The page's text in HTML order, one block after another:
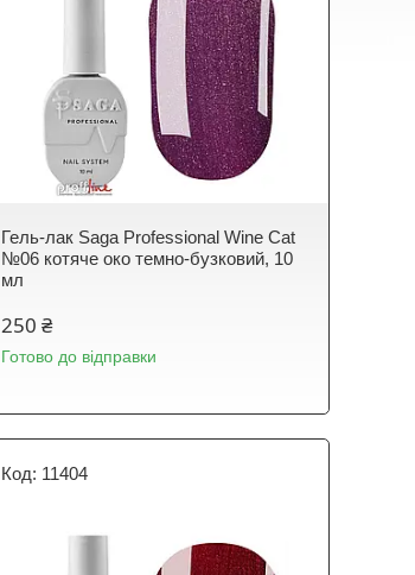
Гель-лак Saga Professional Wine Cat
№06 котяче око темно-бузковий, 10
мл
250 ₴
Готово до відправки
11404